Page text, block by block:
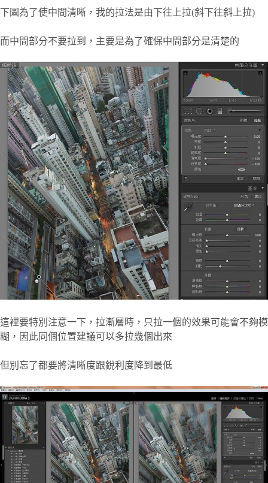
下圖為了使中間清晰，我的拉法是由下往上拉(斜下往斜上拉)
而中間部分不要拉到，主要是為了確保中間部分是清楚的
這裡要特別注意一下，拉漸層時，只拉一個的效果可能會不夠模
糊，因此同個位置建議可以多拉幾個出來
但別忘了都要將清晰度跟銳利度降到最低